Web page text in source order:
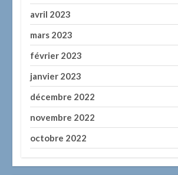
avril 2023
mars 2023
février 2023
janvier 2023
décembre 2022
novembre 2022
octobre 2022